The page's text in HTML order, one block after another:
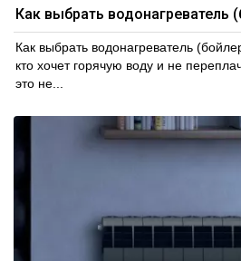
Как выбрать водонагреватель
Как выбрать водонагреватель
кто хочет горячую воду и не
это не...